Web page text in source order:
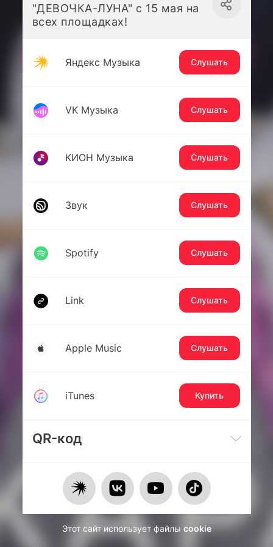
"ДЕВОЧКА-ЛУНА" с 15 мая на
всех площадках!
Яндекс Музыка Слушать
VK Музыка Слушать
КИОН Музыка Слушать
Звук Слушать
Spotify Слушать
Link Слушать
Apple Music Слушать
iTunes Купить
QR-код
Этот сайт использует файлы cookie